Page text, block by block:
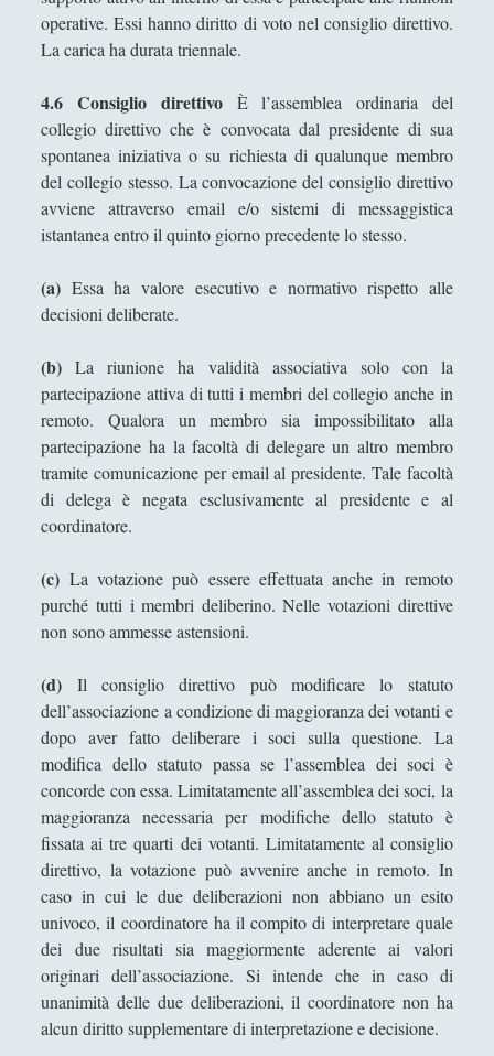
operative. Essi hanno diritto di voto nel consiglio direttivo.
La carica ha durata triennale.
4.6 Consiglio direttivoÈ l’assemblea ordinaria del
collegio direttivo che è convocata dal presidente di sua
spontanea iniziativa o su richiesta di qualunque membro
del collegio stesso. La convocazione del consiglio direttivo
avviene attraverso email e/o sistemi di messaggistica
istantanea entro il quinto giorno precedente lo stesso.
(a) Essa ha valore esecutivo e normativo rispetto alle
decisioni deliberate.
(b)La riunione ha validità associativa solo con la
partecipazione attiva di tutti i membri del collegio anche in
remoto. Qualora un membro sia impossibilitato alla
partecipazione ha la facoltà di delegare un altro membro
tramite comunicazione per email al presidente. Tale facoltà
di delega è negata esclusivamente al presidente e al
coordinatore.
(c) La votazione può essere effettuata anche in remoto
purché tutti i membri deliberino. Nelle votazioni direttive
non sono ammesse astensioni.
(d) Il consiglio direttivo può modificare lo statuto
dell’associazione a condizione di maggioranza dei votanti e
dopo aver fatto deliberare i soci sulla questione. La
modifica dello statuto passa se l’assemblea dei soci è
concorde con essa. Limitatamente all’assemblea dei soci, la
maggioranza necessaria per modifiche dello statuto è
fissata ai tre quarti dei votanti. Limitatamente al consiglio
direttivo, la votazione può avvenire anche in remoto. In
caso in cui le due deliberazioni non abbiano un esito
univoco, il coordinatore ha il compito di interpretare quale
dei due risultati sia maggiormente aderente ai valori
originari dell’associazione. Si intende che in caso di
unanimità delle due deliberazioni, il coordinatore non ha
alcun diritto supplementare di interpretazione e decisione.